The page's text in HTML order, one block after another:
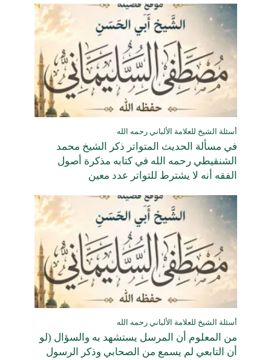
أسئلة الشيخ للعلامة الألباني رحمه الله
في مسألة الحديث المتواتر ذكر الشيخ محمد
الشنقيطي رحمه الله في كتابه مذكرة أصول
الفقه أنه لا يشترط للتواتر عدد معين
أسئلة الشيخ للعلامة الألباني رحمه الله
من المعلوم أن المرسل يستشهد به والسؤال (لو
أن التابعي لم يسمع من الصحابي وذكر الرسول